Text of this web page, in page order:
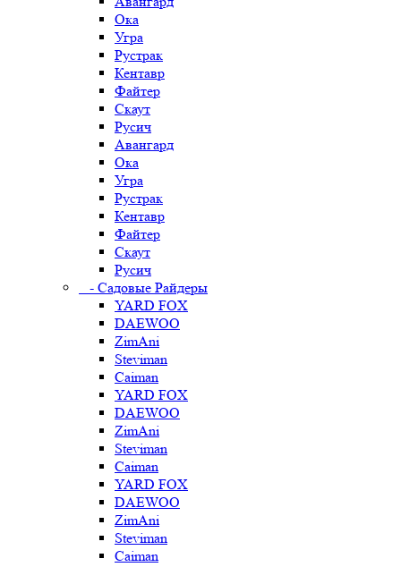
Ока
Угра
Рустрак
Кентавр
Файтер
Скаут
Русич
Авангард
Ока
Угра
Рустрак
Кентавр
Файтер
Скаут
Русич
- Садовые Райдеры
YARD FOX
DAEWOO
ZimAni
Steviman
Caiman
YARD FOX
DAEWOO
ZimAni
Steviman
Caiman
YARD FOX
DAEWOO
ZimAni
Steviman
Caiman